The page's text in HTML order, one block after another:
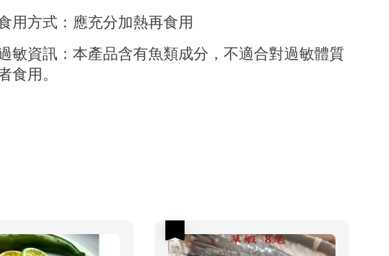
用方式：應充分加熱再食用
敏資訊：本產品含有魚類成分，不適合對過敏體質
食用。